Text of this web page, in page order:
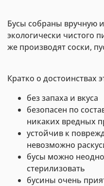
Бусы собраны вручную
экологически чистого
же производят соски,
Кратко о достоинствах
без запаха и вкуса
безопасен по
никаких вредных
устойчив к
невозможно
бусы можно
стерилизовать
бусины очень